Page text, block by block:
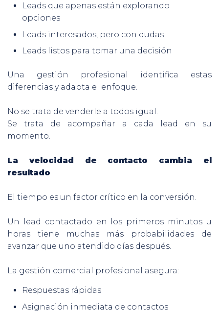
Leads que apenas están explorando
opciones
Leads interesados, pero con dudas
Leads listos para tomar una decisión
Una gestión profesional identifica estas
diferencias y adapta el enfoque.
No se trata de venderle a todos igual.
Se trata de acompañar a cada lead en su
momento.
La velocidad de contacto cambia el
resultado
El tiempo es un factor crítico en la conversión.
Un lead contactado en los primeros minutos u
horas tiene muchas más probabilidades de
avanzar que uno atendido días después.
La gestión comercial profesional asegura:
Respuestas rápidas
Asignación inmediata de contactos